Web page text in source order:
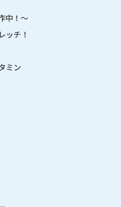
中！～
ッチ！
ミン